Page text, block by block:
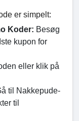
er simpelt:
Koder: Besøg
kupon for
eller klik på
til Nakkepude-
til